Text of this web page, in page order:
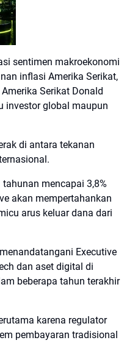
sentimen makroekonomi
inflasi Amerika Serikat,
Serikat Donald
investor global maupun
di antara tekanan
mencapai 3,8%
akan mempertahankan
arus keluar dana dari
Executive
dan aset digital di
beberapa tahun terakhir
karena regulator
pembayaran tradisional